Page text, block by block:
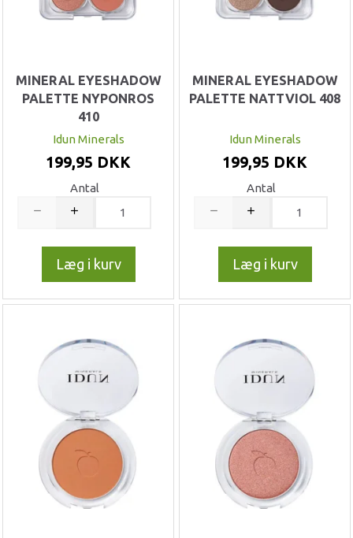
MINERAL EYESHADOW
PALETTE NYPONROS
410
Idun Minerals
199,95 DKK
Antal
Læg i kurv
MINERAL EYESHADOW
PALETTE NATTVIOL 408
Idun Minerals
199,95 DKK
Antal
Læg i kurv